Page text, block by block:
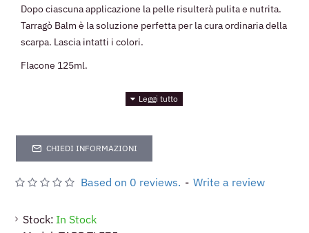
Stock: In Stock
Based on 0 reviews. - Write a review
Dopo ciascuna applicazione la pelle risulterà pulita e nutrita.
Tarragò Balm è la soluzione perfetta per la cura ordinaria della
scarpa. Lascia intatti i colori.
Flacone 125ml.
CHIEDI INFORMAZIONI